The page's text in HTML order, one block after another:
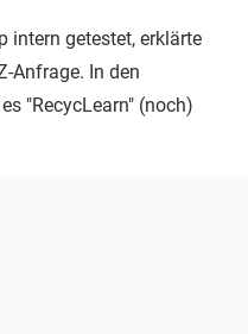
intern getestet, erklärte
Anfrage. In den
"RecycLearn" (noch)